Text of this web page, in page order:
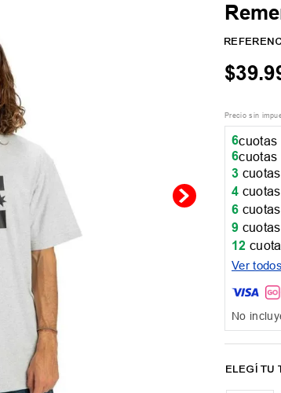
$39.
Precio sin
6cuotas
6cuotas
3
4
6
9
12
Ver
No